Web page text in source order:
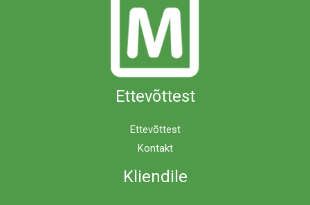
Ettevõttest
Ettevõttest
Kontakt
Kliendile